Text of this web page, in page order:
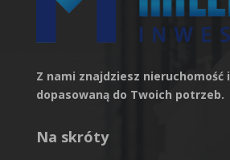
Z nami znajdziesz nieruchomość
dopasowaną do Twoich potrzeb.
Na skróty